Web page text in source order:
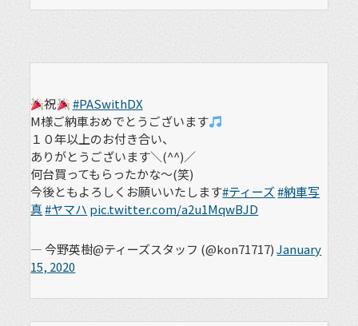
祝
#PASwithDX
M様ご納車おめでとうございます
１０年以上のお付き合い、
ありがとうございます＼(^^)／
何台買ってもらったかな～(笑)
今後ともよろしくお願いいたします#ティーズ#納車写
真#ヤマハ pic.twitter.com/a2u1MqwBJD
— 今野英樹@ティーズスタッフ (@kon71717)January
15, 2020